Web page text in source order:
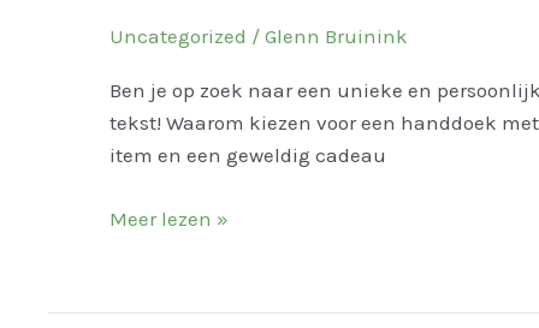
Uncategorized / Glenn Bruinink
Ben je op zoek naar een unieke en
tekst! Waarom kiezen voor een handdoek
item en een geweldig cadeau
Meer lezen »